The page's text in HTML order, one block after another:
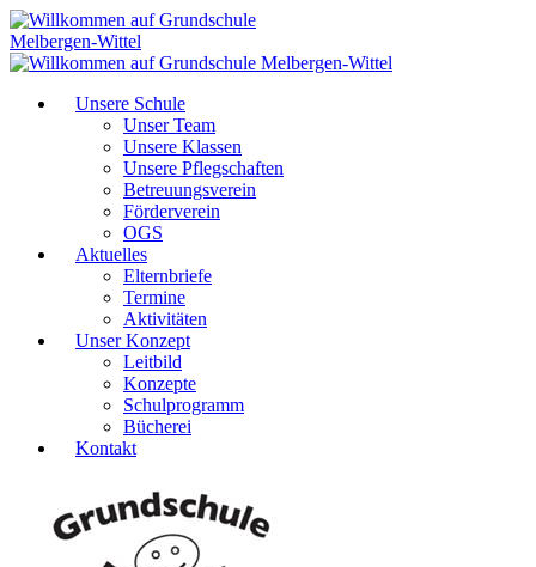
Unsere Schule
Unser Team
Unsere Klassen
Unsere Pflegschaften
Betreuungsverein
Förderverein
OGS
Aktuelles
Elternbriefe
Termine
Aktivitäten
Unser Konzept
Leitbild
Konzepte
Schulprogramm
Bücherei
Kontakt